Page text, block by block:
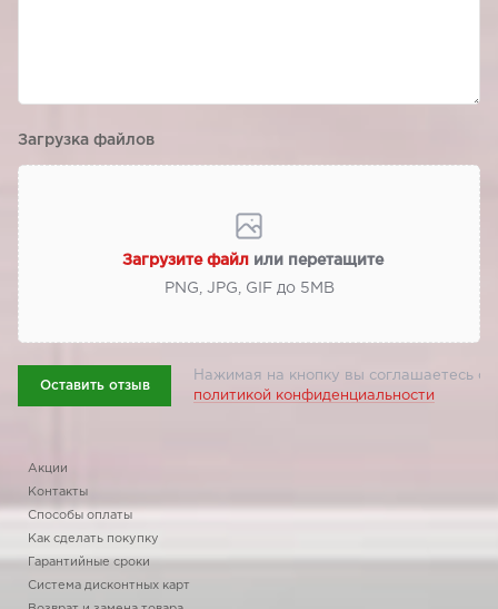
Загрузка файлов
Загрузите файл или перетащите
PNG, JPG, GIF до 5МВ
Оставить отзыв
Нажимая на кнопку вы соглашаетесь с
политикой конфиденциальности
Акции
Контакты
Способы оплаты
Как сделать покупку
Гарантийные сроки
Система дисконтных карт